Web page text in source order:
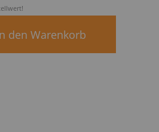
den Warenkorb